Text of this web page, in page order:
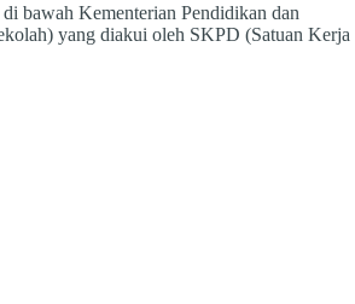
bawah Kementerian Pendidikan dan
yang diakui oleh SKPD (Satuan Kerja